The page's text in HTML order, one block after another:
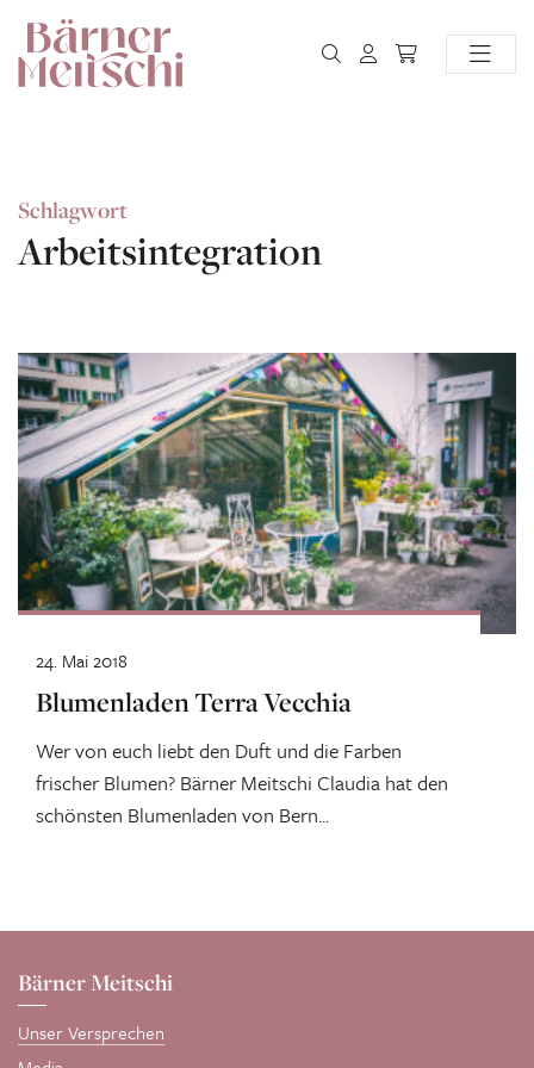
Schlagwort
Arbeitsintegration
Blumenladen Terra Vecchia
Wer von euch liebt den Duft und die Farben
frischer Blumen? Bärner Meitschi Claudia hat den
schönsten Blumenladen von Bern...
24. Mai 2018
Bärner Meitschi
Unser Versprechen